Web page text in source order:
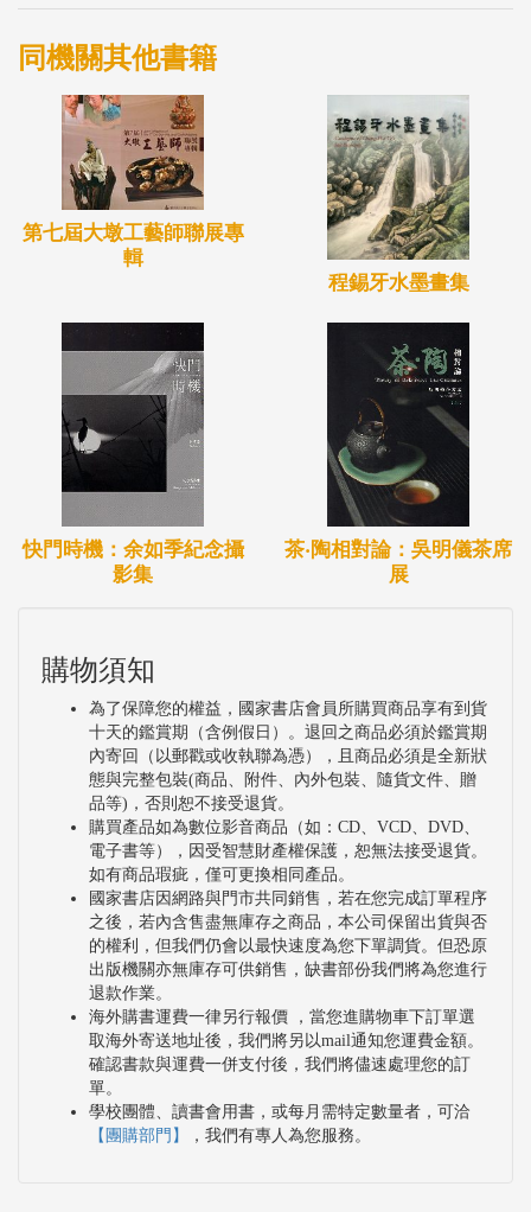
同機關其他書籍
第七屆大墩工藝師聯展專
輯
程錫牙水墨畫集
快門時機：余如季紀念攝
影集
茶‧陶相對論：吳明儀茶席
展
購物須知
為了保障您的權益，國家書店會員所購買商品享有到貨
十天的鑑賞期（含例假日）。退回之商品必須於鑑賞期
內寄回（以郵戳或收執聯為憑），且商品必須是全新狀
態與完整包裝(商品、附件、內外包裝、隨貨文件、贈
品等)，否則恕不接受退貨。
購買產品如為數位影音商品（如：CD、VCD、DVD、
電子書等），因受智慧財產權保護，恕無法接受退貨。
如有商品瑕疵，僅可更換相同產品。
國家書店因網路與門市共同銷售，若在您完成訂單程序
之後，若內含售盡無庫存之商品，本公司保留出貨與否
的權利，但我們仍會以最快速度為您下單調貨。但恐原
出版機關亦無庫存可供銷售，缺書部份我們將為您進行
退款作業。
海外購書運費一律另行報價 ，當您進購物車下訂單選
取海外寄送地址後，我們將另以mail通知您運費金額。
確認書款與運費一併支付後，我們將儘速處理您的訂
單。
學校團體、讀書會用書，或每月需特定數量者，可洽
【團購部門】
，我們有專人為您服務。